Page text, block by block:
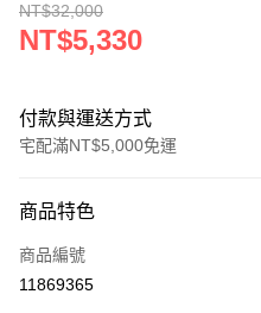
NT$32,000
NT$5,330
付款與運送方式
宅配滿NT$5,000免運
信用卡一次付款
LINE Pay
商品特色
商品編號
11869365